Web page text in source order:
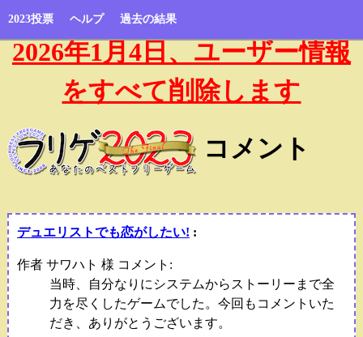
2023投票 ヘルプ 過去の結果
2026年1月4日、ユーザー情報
をすべて削除します
コメント
デュエリストでも恋がしたい! :
作者 サワハト 様 コメント:
当時、自分なりにシステムからストーリーまで全
力を尽くしたゲームでした。今回もコメントいた
だき、ありがとうございます。